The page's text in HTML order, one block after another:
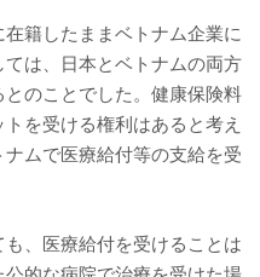
籍したままベトナム企業に
は、日本とベトナムの両方
のことでした。健康保険料
を受ける権利はあると考え
ムで医療給付等の支給を受
、医療給付を受けることは